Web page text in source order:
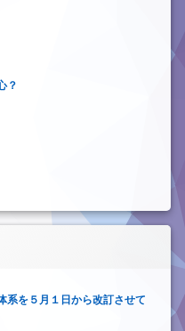
？
系を５月１日から改訂させて